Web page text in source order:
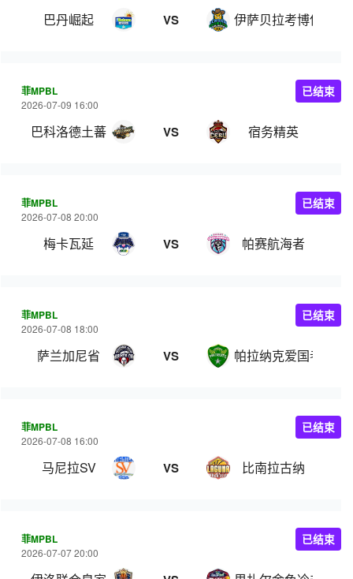
巴丹崛起 VS 伊萨贝拉考博伊斯
菲MPBL
2026-07-09 16:00
巴科洛德土蕃 VS 宿务精英
已结束
菲MPBL
2026-07-08 20:00
梅卡瓦延 VS 帕赛航海者
已结束
菲MPBL
2026-07-08 18:00
萨兰加尼省 VS 帕拉纳克爱国者
已结束
菲MPBL
2026-07-08 16:00
马尼拉SV VS 比南拉古纳
已结束
菲MPBL
2026-07-07 20:00
已结束